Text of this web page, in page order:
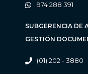
974 288 391
SUBGERENCIA DE
GESTIÓN
(01) 202 - 3880